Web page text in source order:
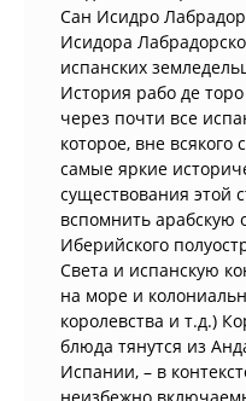
Сан Исидро
Исидора
испанских
История рабо де
через почти все
которое, вне
самые яркие
существования этой
вспомнить арабскую
Иберийского
Света и испанскую
на море и
королевства и т.д.)
блюда тянутся из
Испании, – в